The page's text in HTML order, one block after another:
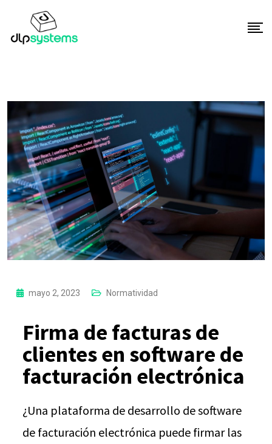
mayo 2, 2023 Normatividad
Firma de facturas de
clientes en software de
facturación electrónica
¿Una plataforma de desarrollo de software
de facturación electrónica puede firmar las